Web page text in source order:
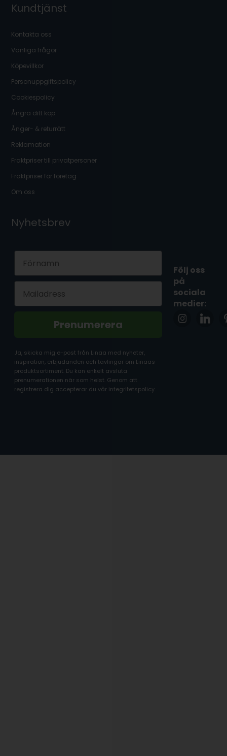
Kundtjänst
Kontakta oss
Vanliga frågor
Köpevillkor
Personuppgiftspolicy
Cookiespolicy
Ångra ditt köp
Ånger- & returrätt
Reklamation
Fraktpriser till privatpersoner
Fraktpriser för företag
Om oss
Nyhetsbrev
Prenumerera
Ja, skicka mig e-post från Linaa med nyheter,
inspiration, erbjudanden och tävlingar om Linaas
produktsortiment. Du kan enkelt avsluta
prenumerationen när som helst. Genom att
registrera dig accepterar du vår integritetspolicy.
Följ oss
på
sociala
medier: